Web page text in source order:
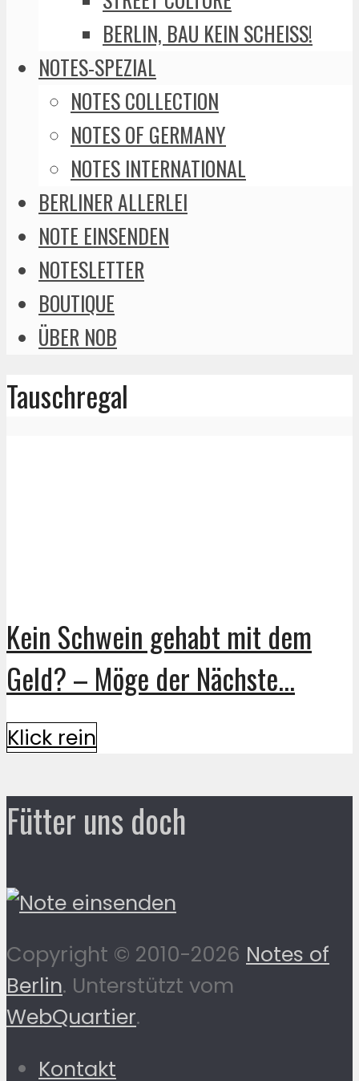
BERLIN, BAU KEIN SCHEISS!
NOTES-SPEZIAL
NOTES COLLECTION
NOTES OF GERMANY
NOTES INTERNATIONAL
BERLINER ALLERLEI
NOTE EINSENDEN
NOTESLETTER
BOUTIQUE
ÜBER NOB
Tauschregal
Kein Schwein gehabt mit dem
Geld? – Möge der Nächste...
Klick rein
Fütter uns doch
Copyright © 2010-2026 Notes of
Berlin. Unterstützt vom
WebQuartier.
Kontakt